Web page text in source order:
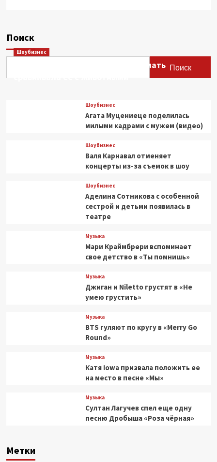
Поиск
Поиск
Шоубизнес
Этери Тутберидзе заявила, что мать
сравнивала ее с животными
Шоубизнес
Агата Муцениеце поделилась
милыми кадрами с мужем (видео)
Шоубизнес
Валя Карнавал отменяет
концерты из-за съемок в шоу
Шоубизнес
Аделина Сотникова с особенной
сестрой и детьми появилась в
театре
Музыка
Мари Краймбрери вспоминает
свое детство в «Ты помнишь»
Музыка
Джиган и Niletto грустят в «Не
умею грустить»
Музыка
BTS гуляют по кругу в «Merry Go
Round»
Музыка
Катя Iowa призвала положить ее
на место в песне «Мы»
Музыка
Султан Лагучев спел еще одну
песню Дробыша «Роза чёрная»
Метки